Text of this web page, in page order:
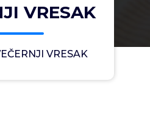
VRESAK
VRESAK